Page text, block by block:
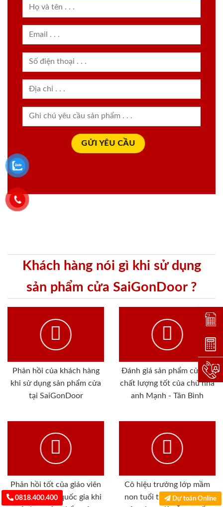
Khách hàng nói gì khi sử dụng
sản phẩm cửa SaiGonDoor ?
Phản hồi của khách hàng
khi sử dụng sản phẩm cửa
tại SaiGonDoor
Đánh giá sản phẩm cửa gỗ
chất lượng tốt của chủ nhà
anh Mạnh - Tân Bình
Phản hồi tốt của giáo viên
luyện thi thpt quốc gia khi
Cô hiệu trưởng lớp mầm
non tuổi thơ khi sử dụng
0818.400.400 Dự toán Online
Đặt
Dự